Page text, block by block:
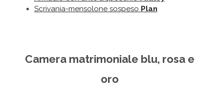
Scrivania-mensolone sospeso Plan
Camera matrimoniale blu, rosa e
oro